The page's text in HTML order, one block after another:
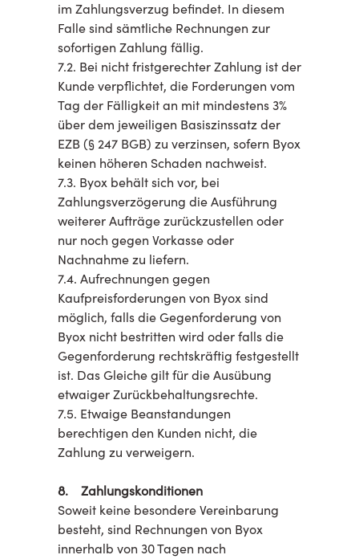
im Zahlungsverzug befindet. In diesem
Falle sind sämtliche Rechnungen zur
sofortigen Zahlung fällig.
7.2. Bei nicht fristgerechter Zahlung ist der
Kunde verpflichtet, die Forderungen vom
Tag der Fälligkeit an mit mindestens 3%
über dem jeweiligen Basiszinssatz der
EZB (§ 247 BGB) zu verzinsen, sofern Byox
keinen höheren Schaden nachweist.
7.3. Byox behält sich vor, bei
Zahlungsverzögerung die Ausführung
weiterer Aufträge zurückzustellen oder
nur noch gegen Vorkasse oder
Nachnahme zu liefern.
7.4. Aufrechnungen gegen
Kaufpreisforderungen von Byox sind
möglich, falls die Gegenforderung von
Byox nicht bestritten wird oder falls die
Gegenforderung rechtskräftig festgestellt
ist. Das Gleiche gilt für die Ausübung
etwaiger Zurückbehaltungsrechte.
7.5. Etwaige Beanstandungen
berechtigen den Kunden nicht, die
Zahlung zu verweigern.
8. Zahlungskonditionen
Soweit keine besondere Vereinbarung
besteht, sind Rechnungen von Byox
innerhalb von 30 Tagen nach